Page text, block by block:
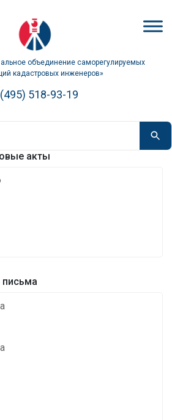
объединение саморегулируемых
кадастровых инженеров»
518-93-19
акты
письма